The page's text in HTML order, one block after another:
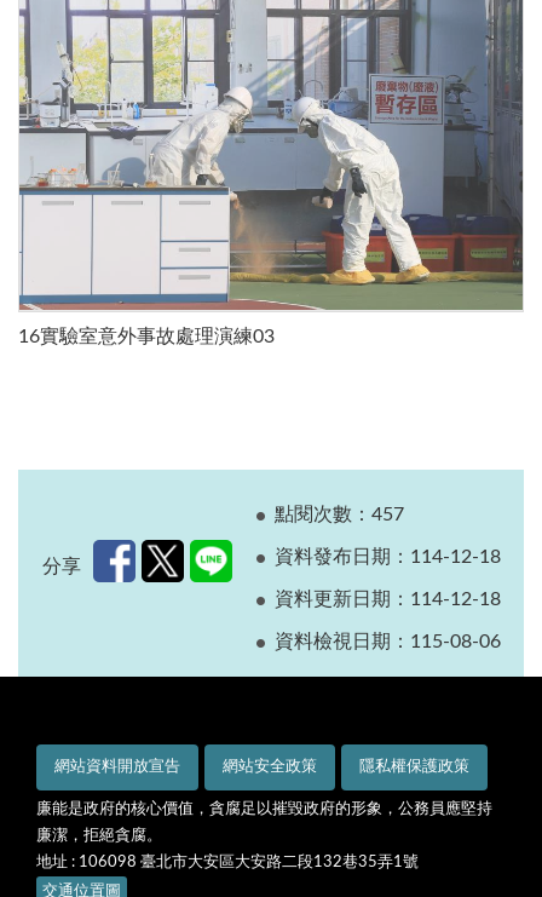
16實驗室意外事故處理演練03
分享
點閱次數：457
資料發布日期：114-12-18
資料更新日期：114-12-18
資料檢視日期：115-08-06
網站資料開放宣告 網站安全政策 隱私權保護政策
廉能是政府的核心價值，貪腐足以摧毀政府的形象，公務員應堅持
廉潔，拒絕貪腐。
地址 : 106098 臺北市大安區大安路二段132巷35弄1號
交通位置圖